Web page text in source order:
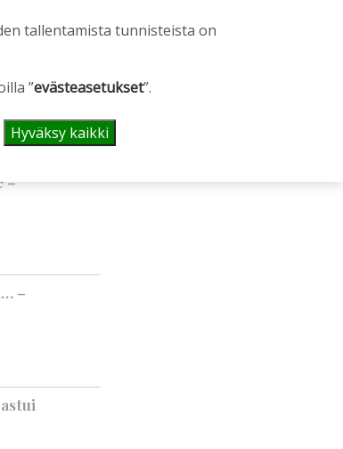
–
–
tallentamista tunnisteista on
”evästeasetukset”.
Hyväksy kaikki